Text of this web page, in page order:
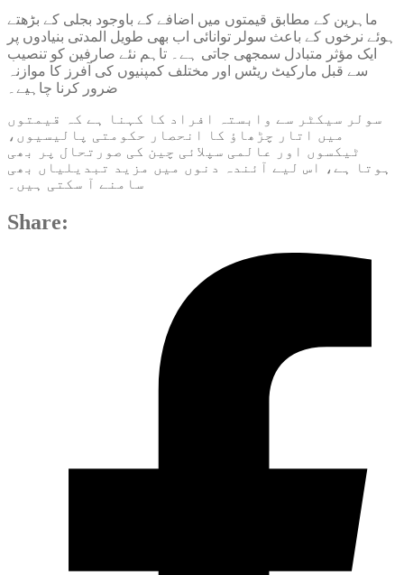
ماہرین کے مطابق قیمتوں میں اضافے کے باوجود بجلی کے بڑھتے
ہوئے نرخوں کے باعث سولر توانائی اب بھی طویل المدتی بنیادوں پر
ایک مؤثر متبادل سمجھی جاتی ہے۔ تاہم نئے صارفین کو تنصیب
سے قبل مارکیٹ ریٹس اور مختلف کمپنیوں کی آفرز کا موازنہ
ضرور کرنا چاہیے۔
سولر سیکٹر سے وابستہ افراد کا کہنا ہے کہ قیمتوں
میں اتار چڑھاؤ کا انحصار حکومتی پالیسیوں،
ٹیکسوں اور عالمی سپلائی چین کی صورتحال پر بھی
ہوتا ہے، اس لیے آئندہ دنوں میں مزید تبدیلیاں بھی
سامنے آ سکتی ہیں۔
Share: